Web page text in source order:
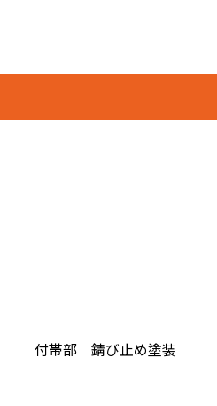
付帯部 錆び止め塗装